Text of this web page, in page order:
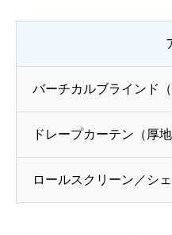
バーチカルブラインド
ドレープカーテン（厚
ロールスクリーン／シ